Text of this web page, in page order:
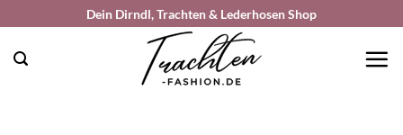
springen
Dein Dirndl, Trachten & Lederhosen Shop